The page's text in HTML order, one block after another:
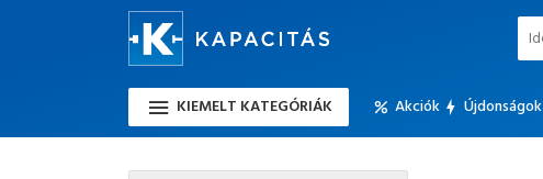
KIEMELT KATEGÓRIÁK Akciók Újdonságok